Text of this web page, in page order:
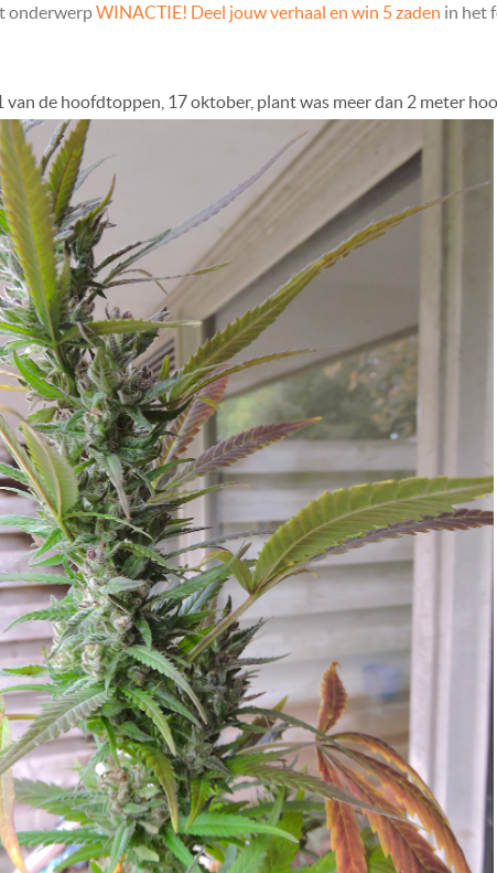
onderwerpWINACTIE! Deel jouw verhaal en win 5 zaden in het
van de hoofdtoppen, 17 oktober, plant was meer dan 2 meter